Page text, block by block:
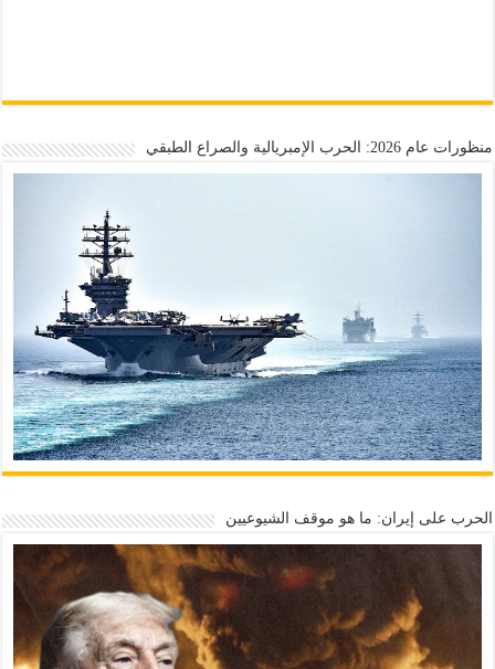
منظورات عام 2026: الحرب الإمبريالية والصراع الطبقي
الحرب على إيران: ما هو موقف الشيوعيين